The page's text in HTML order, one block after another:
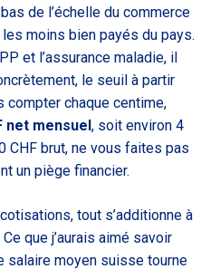
de l’échelle du commerce
moins bien payés du pays.
et l’assurance maladie, il
le seuil à partir
compter chaque centime,
net mensuel, soit environ 4
CHF brut, ne vous faites pas
un piège financier.
tout s’additionne à
que j’aurais aimé savoir
salaire moyen suisse tourne